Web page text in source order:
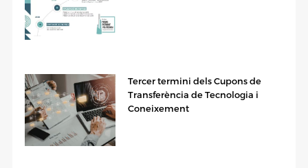
Tercer termini dels Cupons de
Transferència de Tecnologia i
Coneixement